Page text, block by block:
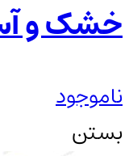
خشک و
ناموجود
بستن